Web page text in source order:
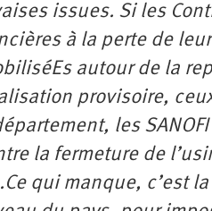
issues. Si les
à la perte de
autour de la
provisoire,
les
la fermeture de
qui manque, c’est